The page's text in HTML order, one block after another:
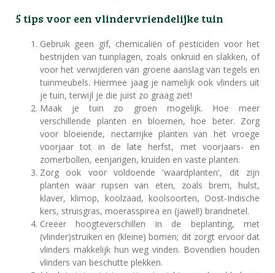
5 tips voor een vlindervriendelijke tuin
Gebruik geen gif, chemicaliën of pesticiden voor het
bestrijden van tuinplagen, zoals onkruid en slakken, of
voor het verwijderen van groene aanslag van tegels en
tuinmeubels. Hiermee jaag je namelijk ook vlinders uit
je tuin, terwijl je die juist zo graag ziet!
Maak je tuin zo groen mogelijk. Hoe meer
verschillende planten en bloemen, hoe beter. Zorg
voor bloeiende, nectarrijke planten van het vroege
voorjaar tot in de late herfst, met voorjaars- en
zomerbollen, eenjarigen, kruiden en vaste planten.
Zorg ook voor voldoende 'waardplanten', dit zijn
planten waar rupsen van eten, zoals brem, hulst,
klaver, klimop, koolzaad, koolsoorten, Oost-Indische
kers, struisgras, moerasspirea en (jawel!) brandnetel.
Creëer hoogteverschillen in de beplanting, met
(vlinder)struiken en (kleine) bomen; dit zorgt ervoor dat
vlinders makkelijk hun weg vinden. Bovendien houden
vlinders van beschutte plekken.